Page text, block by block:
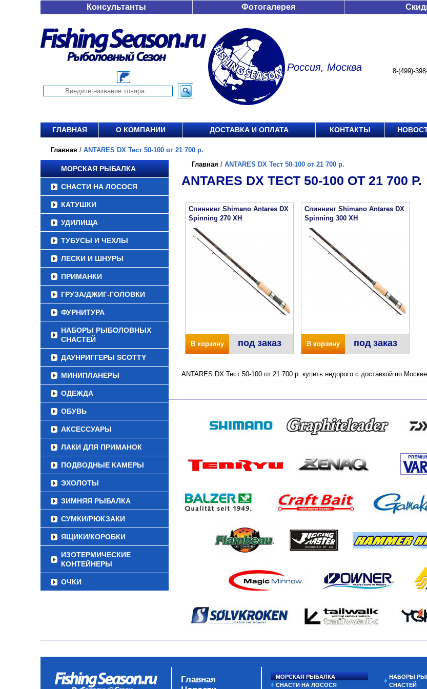
Консультанты Фотогалерея
Россия, Москва 8-(499)-
ГЛАВНАЯ О КОМПАНИИ ДОСТАВКА И ОПЛАТА КОНТАКТЫ
Главная / ANTARES DX Тест 50-100 от 21 700 р.
МОРСКАЯ РЫБАЛКА
СНАСТИ НА ЛОСОСЯ
КАТУШКИ
УДИЛИЩА
ТУБУСЫ И ЧЕХЛЫ
ЛЕСКИ И ШНУРЫ
ПРИМАНКИ
ГРУЗА/ДЖИГ-ГОЛОВКИ
ФУРНИТУРА
НАБОРЫ РЫБОЛОВНЫХ
СНАСТЕЙ
ДАУНРИГГЕРЫ SCOTTY
МИНИПЛАНЕРЫ
ОДЕЖДА
ОБУВЬ
АКСЕССУАРЫ
ЛАКИ ДЛЯ ПРИМАНОК
ПОДВОДНЫЕ КАМЕРЫ
ЭХОЛОТЫ
ЗИМНЯЯ РЫБАЛКА
СУМКИ/РЮКЗАКИ
ЯЩИКИ/КОРОБКИ
ИЗОТЕРМИЧЕСКИЕ
КОНТЕЙНЕРЫ
ОЧКИ
Главная / ANTARES DX Тест 50-100 от 21 700 р.
ANTARES DX ТЕСТ 50-100 ОТ 21 700 Р.
Спиннинг Shimano Antares DX
Spinning 270 XH
В корзину под заказ
Спиннинг Shimano Antares DX
Spinning 300 XH
В корзину под заказ
ANTARES DX Тест 50-100 от 21 700 р. купить недорого с доставкой по
Главная
МОРСКАЯ РЫБАЛКА
СНАСТИ НА ЛОСОСЯ
НАБОРЫ
СНАСТЕЙ